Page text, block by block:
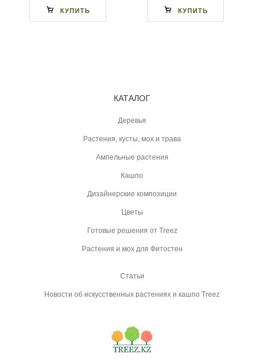
КУПИТЬ КУПИТЬ
КАТАЛОГ
Деревья
Растения, кусты, мох и трава
Ампельные растения
Кашпо
Дизайнерские композиции
Цветы
Готовые решения от Treez
Растения и мох для Фитостен
Статьи
Новости об искусственных растениях и кашпо Treez